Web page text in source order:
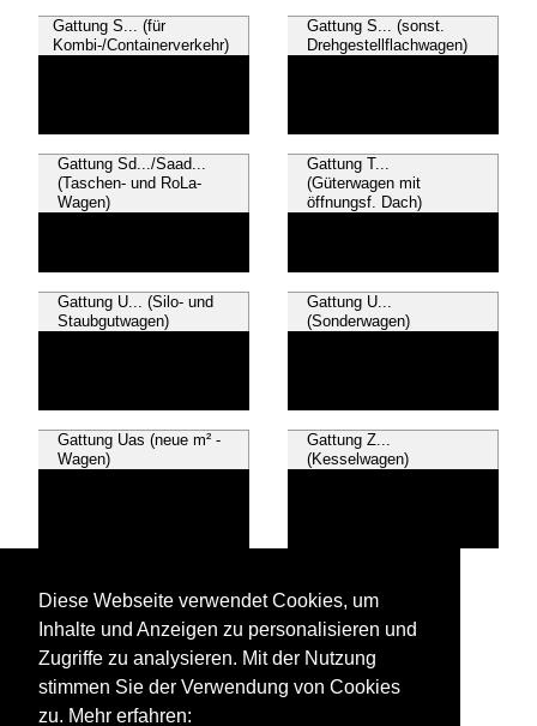
Gattung S... (für
Kombi-/Containerverkehr)
Gattung S... (sonst.
Drehgestellflachwagen)
Gattung Sd.../Saad...
(Taschen- und RoLa-
Wagen)
Gattung T...
(Güterwagen mit
öffnungsf. Dach)
Gattung U... (Silo- und
Staubgutwagen)
Gattung U...
(Sonderwagen)
Gattung Uas (neue m² -
Wagen)
Gattung Z...
(Kesselwagen)
(Druckgas-
Diese Webseite verwendet Cookies, um
Inhalte und Anzeigen zu personalisieren und
Zugriffe zu analysieren. Mit der Nutzung
stimmen Sie der Verwendung von Cookies
zu. Mehr erfahren: